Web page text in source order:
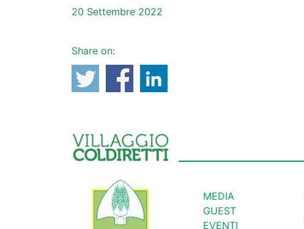
20 Settembre 2022
Share on:
MEDIA
GUEST
EVENTI